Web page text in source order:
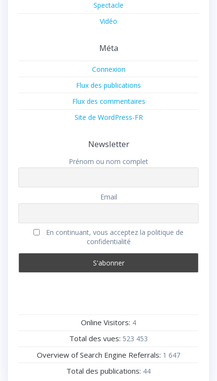
Spectacle
Vidéo
Méta
Connexion
Flux des publications
Flux des commentaires
Site de WordPress-FR
Newsletter
Prénom ou nom complet
Email
En continuant, vous acceptez la politique de
confidentialité
Online Visitors: 4
Total des vues: 523 453
Overview of Search Engine Referrals: 1 647
Total des publications: 44